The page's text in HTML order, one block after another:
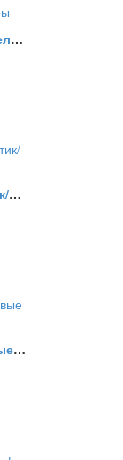
Золотая роза/гелиевые шары
Леди Бомбастик/розы пионка
Сердце/гелиевые шары